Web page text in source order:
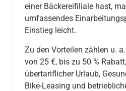
einer Bäckereifiliale hast,
umfassendes
Einstieg leicht.
Zu den Vorteilen zählen u.
von 25 €, bis zu 50 %
übertariflicher Urlaub,
Bike-Leasing und